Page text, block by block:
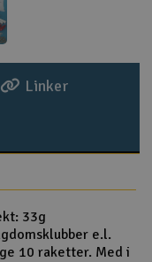
Linker
33g
e.l.
10 raketter. Med i